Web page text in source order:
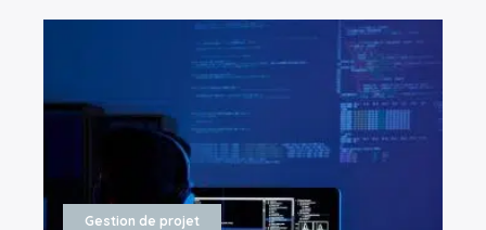
Gestion de projet